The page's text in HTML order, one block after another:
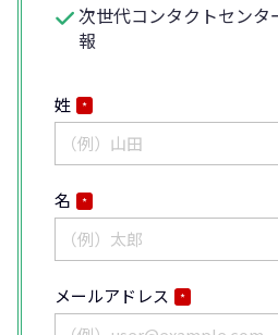
次世代コンタクトセン
報
姓 *
名 *
メールアドレス *